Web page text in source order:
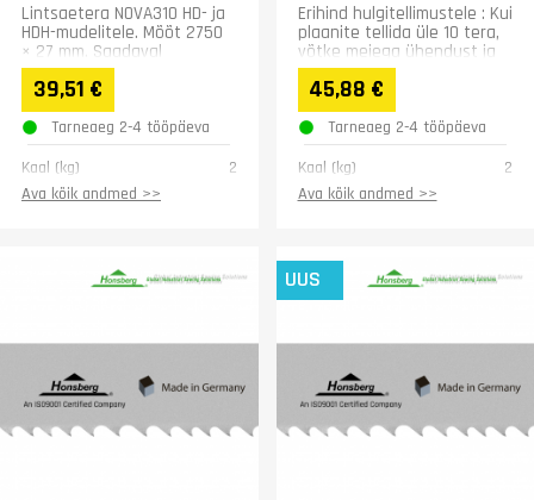
Lintsaetera NOVA310 HD- ja
HDH-mudelitele. Mõõt 2750
× 27 mm. Saadaval
hammastusega Z6/10 või
Z10/14. Vali tellimisel sobiv...
39,51 €
Tarneaeg 2-4 tööpäeva
Kaal (kg)
2
Ava kõik andmed >>
Erihind hulgitellimustele : Kui
plaanite tellida üle 10 tera,
võtke meiega ühendust ja
saame pakkuda teile
erihinda:...
45,88 €
Tarneaeg 2-4 tööpäeva
Kaal (kg)
2
Ava kõik andmed >>
UUS